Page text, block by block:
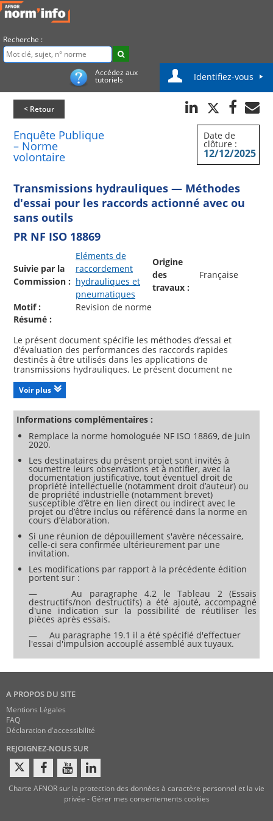
Recherche :
Accédez aux
tutoriels Identifiez-vous
< Retour
Enquête Publique
– Norme
volontaire
Date de
clôture :
12/12/2025
Transmissions hydrauliques — Méthodes
d'essai pour les raccords actionné avec ou
sans outils
PR NF ISO 18869
Suivie par la
Commission :
Eléments de
raccordement
hydrauliques et
pneumatiques
Origine
des
travaux :
Française
Motif :
Revision de norme
Résumé :
Le présent document spécifie les méthodes d’essai et
d’évaluation des performances des raccords rapides
destinés à être utilisés dans les applications de
transmissions hydrauliques. Le présent document ne
des embouts pour orifices et des raccords à brides, qui sont
couverts par l’ISO 19879.
Les méthodes d’essai couvertes par le présent document
sont indépendantes les unes des autres et décrivent la
méthode à suivre pour chaque essai. Consulter la norme
correspondante du raccord pour les essais à réaliser et
pour les exigences de performance. Il n’est pas prévu de
réaliser tous les essais pour chaque application; c’est à
l’utilisateur du présent document de choisir les essais qui
s'appliquent.
Pour la qualification du raccord, le nombre minimal
d'échantillons spécifié dans le présent document est à
soumettre à essai, sauf spécification contraire dans la
norme pertinente de raccord ou comme convenu par les
parties prenantes.
Voir plus
Informations complémentaires :
Remplace la norme homologuée NF ISO 18869, de juin
2020.
Les destinataires du présent projet sont invités à
soumettre leurs observations et à notifier, avec la
documentation justificative, tout éventuel droit de
propriété intellectuelle (notamment droit d’auteur) ou
de propriété industrielle (notamment brevet)
susceptible d’être en lien direct ou indirect avec le
projet ou d’être inclus ou référencé dans la norme en
cours d’élaboration.
Si une réunion de dépouillement s'avère nécessaire,
celle-ci sera confirmée ultérieurement par une
invitation.
Les modifications par rapport à la précédente édition
portent sur :
— Au paragraphe 4.2 le Tableau 2 (Essais
destructifs/non destructifs) a été ajouté, accompagné
d'une indication sur la possibilité de réutiliser les
pièces après essais.
— Au paragraphe 19.1 il a été spécifié d'effectuer
l'essai d'impulsion accouplé assemblé aux tuyaux.
A PROPOS DU SITE
Mentions Légales
FAQ
Déclaration d'accessibilité
REJOIGNEZ-NOUS SUR
Charte AFNOR sur la protection des données à caractère personnel et la vie
privée -Gérer mes consentements cookies